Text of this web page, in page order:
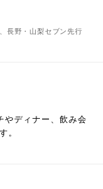
長野・山梨セブン先行
やディナー、飲み会
。